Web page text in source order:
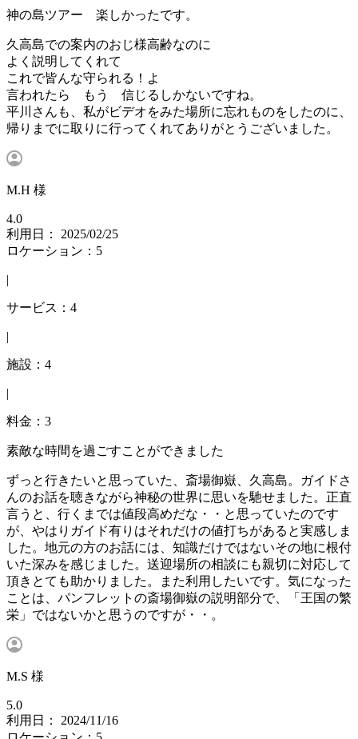
神の島ツアー 楽しかったです。
久高島での案内のおじ様高齢なのに
よく説明してくれて
これで皆んな守られる！よ
言われたら もう 信じるしかないですね。
平川さんも、私がビデオをみた場所に忘れものをしたのに、
帰りまでに取りに行ってくれてありがとうございました。
M.H 様
4.0
利用日： 2025/02/25
ロケーション：5
|
サービス：4
|
施設：4
|
料金：3
素敵な時間を過ごすことができました
ずっと行きたいと思っていた、斎場御嶽、久高島。ガイドさ
んのお話を聴きながら神秘の世界に思いを馳せました。正直
言うと、行くまでは値段高めだな・・と思っていたのです
が、やはりガイド有りはそれだけの値打ちがあると実感しま
した。地元の方のお話には、知識だけではないその地に根付
いた深みを感じました。送迎場所の相談にも親切に対応して
頂きとても助かりました。また利用したいです。気になった
ことは、パンフレットの斎場御嶽の説明部分で、「王国の繁
栄」ではないかと思うのですが・・。
M.S 様
5.0
利用日： 2024/11/16